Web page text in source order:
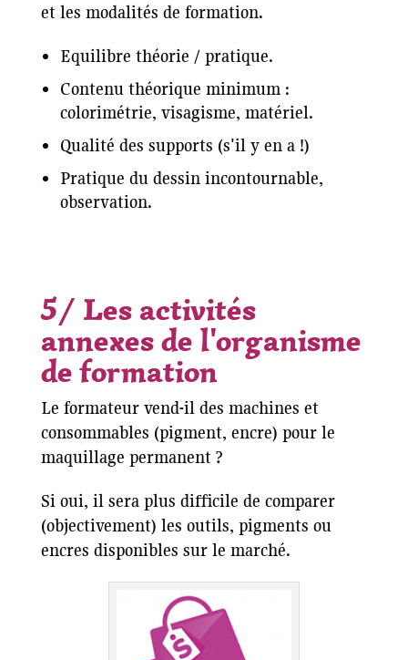
et les modalités de formation.
Equilibre théorie / pratique.
Contenu théorique minimum :
colorimétrie, visagisme, matériel.
Qualité des supports (s'il y en a !)
Pratique du dessin incontournable,
observation.
5/ Les activités
annexes de l'organisme
de formation
Le formateur vend-il des machines et
consommables (pigment, encre) pour le
maquillage permanent ?
Si oui, il sera plus difficile de comparer
(objectivement) les outils, pigments ou
encres disponibles sur le marché.